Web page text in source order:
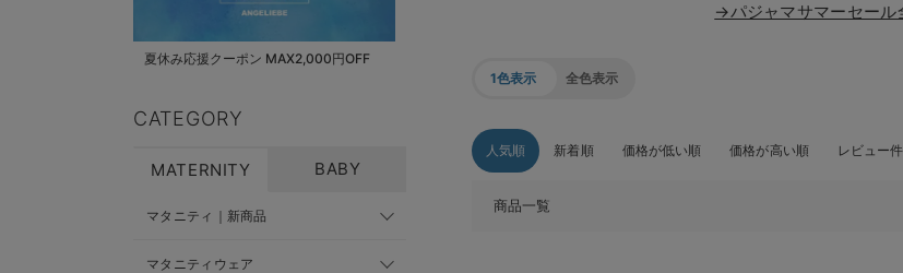
夏休み応援クーポン MAX2,000円OFF
CATEGORY
MATERNITY BABY
マタニティ｜新商品
マタニティウェア
→パジャマサマーセール
1色表示 全色表示
人気順 新着順 価格が低い順 価格が高い順 レビュー
商品一覧